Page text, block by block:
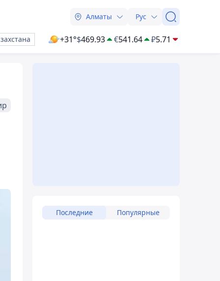
Алматы Рус
+31°$469.93 €541.64 ₽5.71
Последние Популярные